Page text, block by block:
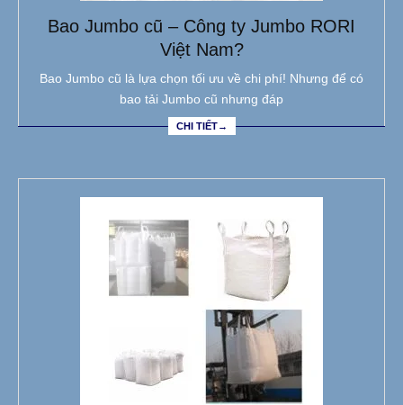
Bao Jumbo cũ – Công ty Jumbo RORI
Việt Nam?
Bao Jumbo cũ là lựa chọn tối ưu về chi phí! Nhưng để có
bao tải Jumbo cũ nhưng đáp
CHI TIẾT→